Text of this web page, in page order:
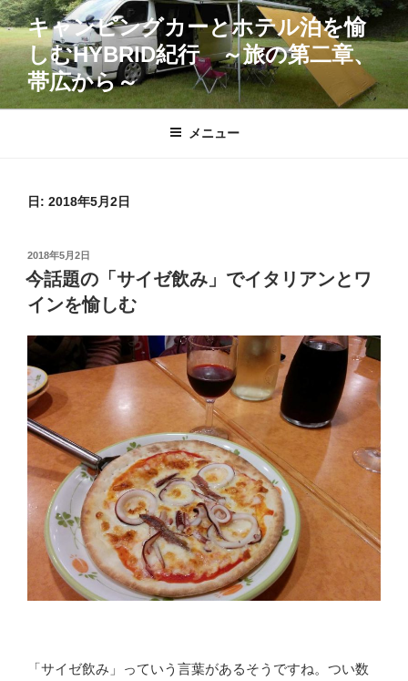
コ
ン
テ
キャンピングカーとホテル泊を愉
しむHYBRID紀行 ～旅の第二章、
帯広から～
メニュー
日: 2018年5月2日
投
稿
日:
2018年5月2日
今話題の「サイゼ飲み」でイタリアンとワ
インを愉しむ
「サイゼ飲み」っていう言葉があるそうですね。つい数